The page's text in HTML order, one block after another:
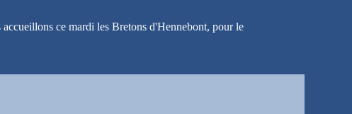
ce mardi les Bretons d'Hennebont, pour le